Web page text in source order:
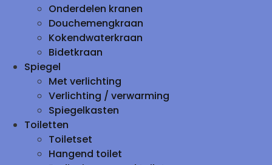
Onderdelen kranen
Douchemengkraan
Kokendwaterkraan
Bidetkraan
Spiegel
Met verlichting
Verlichting / verwarming
Spiegelkasten
Toiletten
Toiletset
Hangend toilet